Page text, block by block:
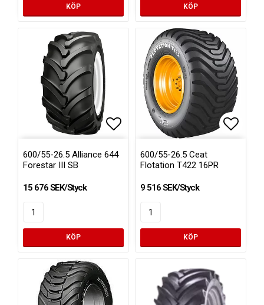
KÖP KÖP
Lägg till i favoritlistan
600/55-26.5 Alliance 644
Forestar III SB
15 676 SEK/Styck
KÖP
600/55-26.5 Ceat
Flotation T422 16PR
9 516 SEK/Styck
KÖP